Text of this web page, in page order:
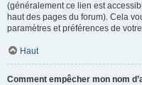
(généralement ce lien est
haut des pages du forum). Cela
paramètres et préférences de
Haut
Comment empêcher mon nom